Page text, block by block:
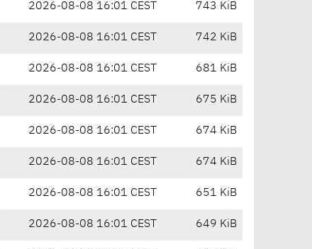
2026-08-08 16:01 CEST 743 KiB
2026-08-08 16:01 CEST 742 KiB
2026-08-08 16:01 CEST 681 KiB
2026-08-08 16:01 CEST 675 KiB
2026-08-08 16:01 CEST 674 KiB
2026-08-08 16:01 CEST 674 KiB
2026-08-08 16:01 CEST 651 KiB
2026-08-08 16:01 CEST 649 KiB